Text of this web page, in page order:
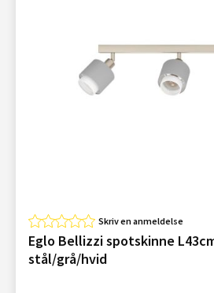
Skriv en anmeldelse
Eglo Bellizzi spotskinne
stål/grå/hvid